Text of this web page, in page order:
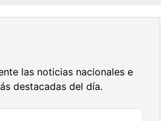
las noticias nacionales e
destacadas del día.